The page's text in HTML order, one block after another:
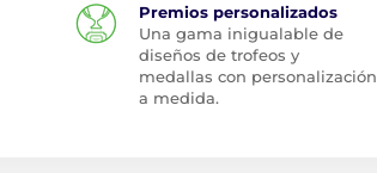
Premios personalizados
Una gama inigualable de
diseños de trofeos y
medallas con personalización
a medida.